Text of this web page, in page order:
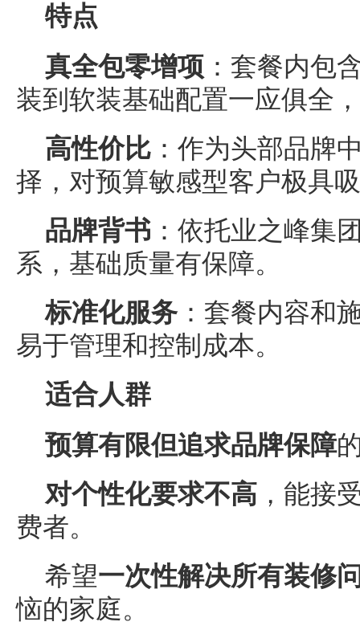
特点
真全包零增项 ：套餐内包
装到软装基础配置一应俱全
高性价比 ：作为头部品牌
择，对预算敏感型客户极具
品牌背书 ：依托业之峰集
系，基础质量有保障。
标准化服务：套餐内容和
易于管理和控制成本。
适合人群
预算有限但追求品牌保障
对个性化要求不高 ，能接
费者。
希望一次性解决所有装修
恼的家庭。